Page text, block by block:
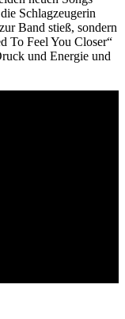
Schlagzeugerin
Band stieß, sondern
To Feel You Closer“
und Energie und